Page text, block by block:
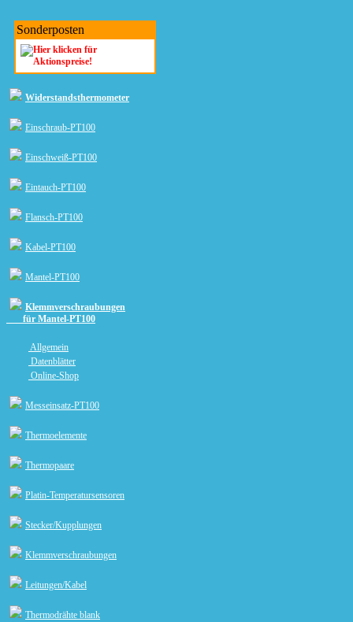
Sonderposten
Widerstandsthermometer
Einschraub-PT100
Einschweiß-PT100
Eintauch-PT100
Flansch-PT100
Kabel-PT100
Mantel-PT100
Klemmverschraubungen
für Mantel-PT100
Allgemein
Datenblätter
Online-Shop
Messeinsatz-PT100
Thermoelemente
Thermopaare
Platin-Temperatursensoren
Stecker/Kupplungen
Klemmverschraubungen
Leitungen/Kabel
Thermodrähte blank